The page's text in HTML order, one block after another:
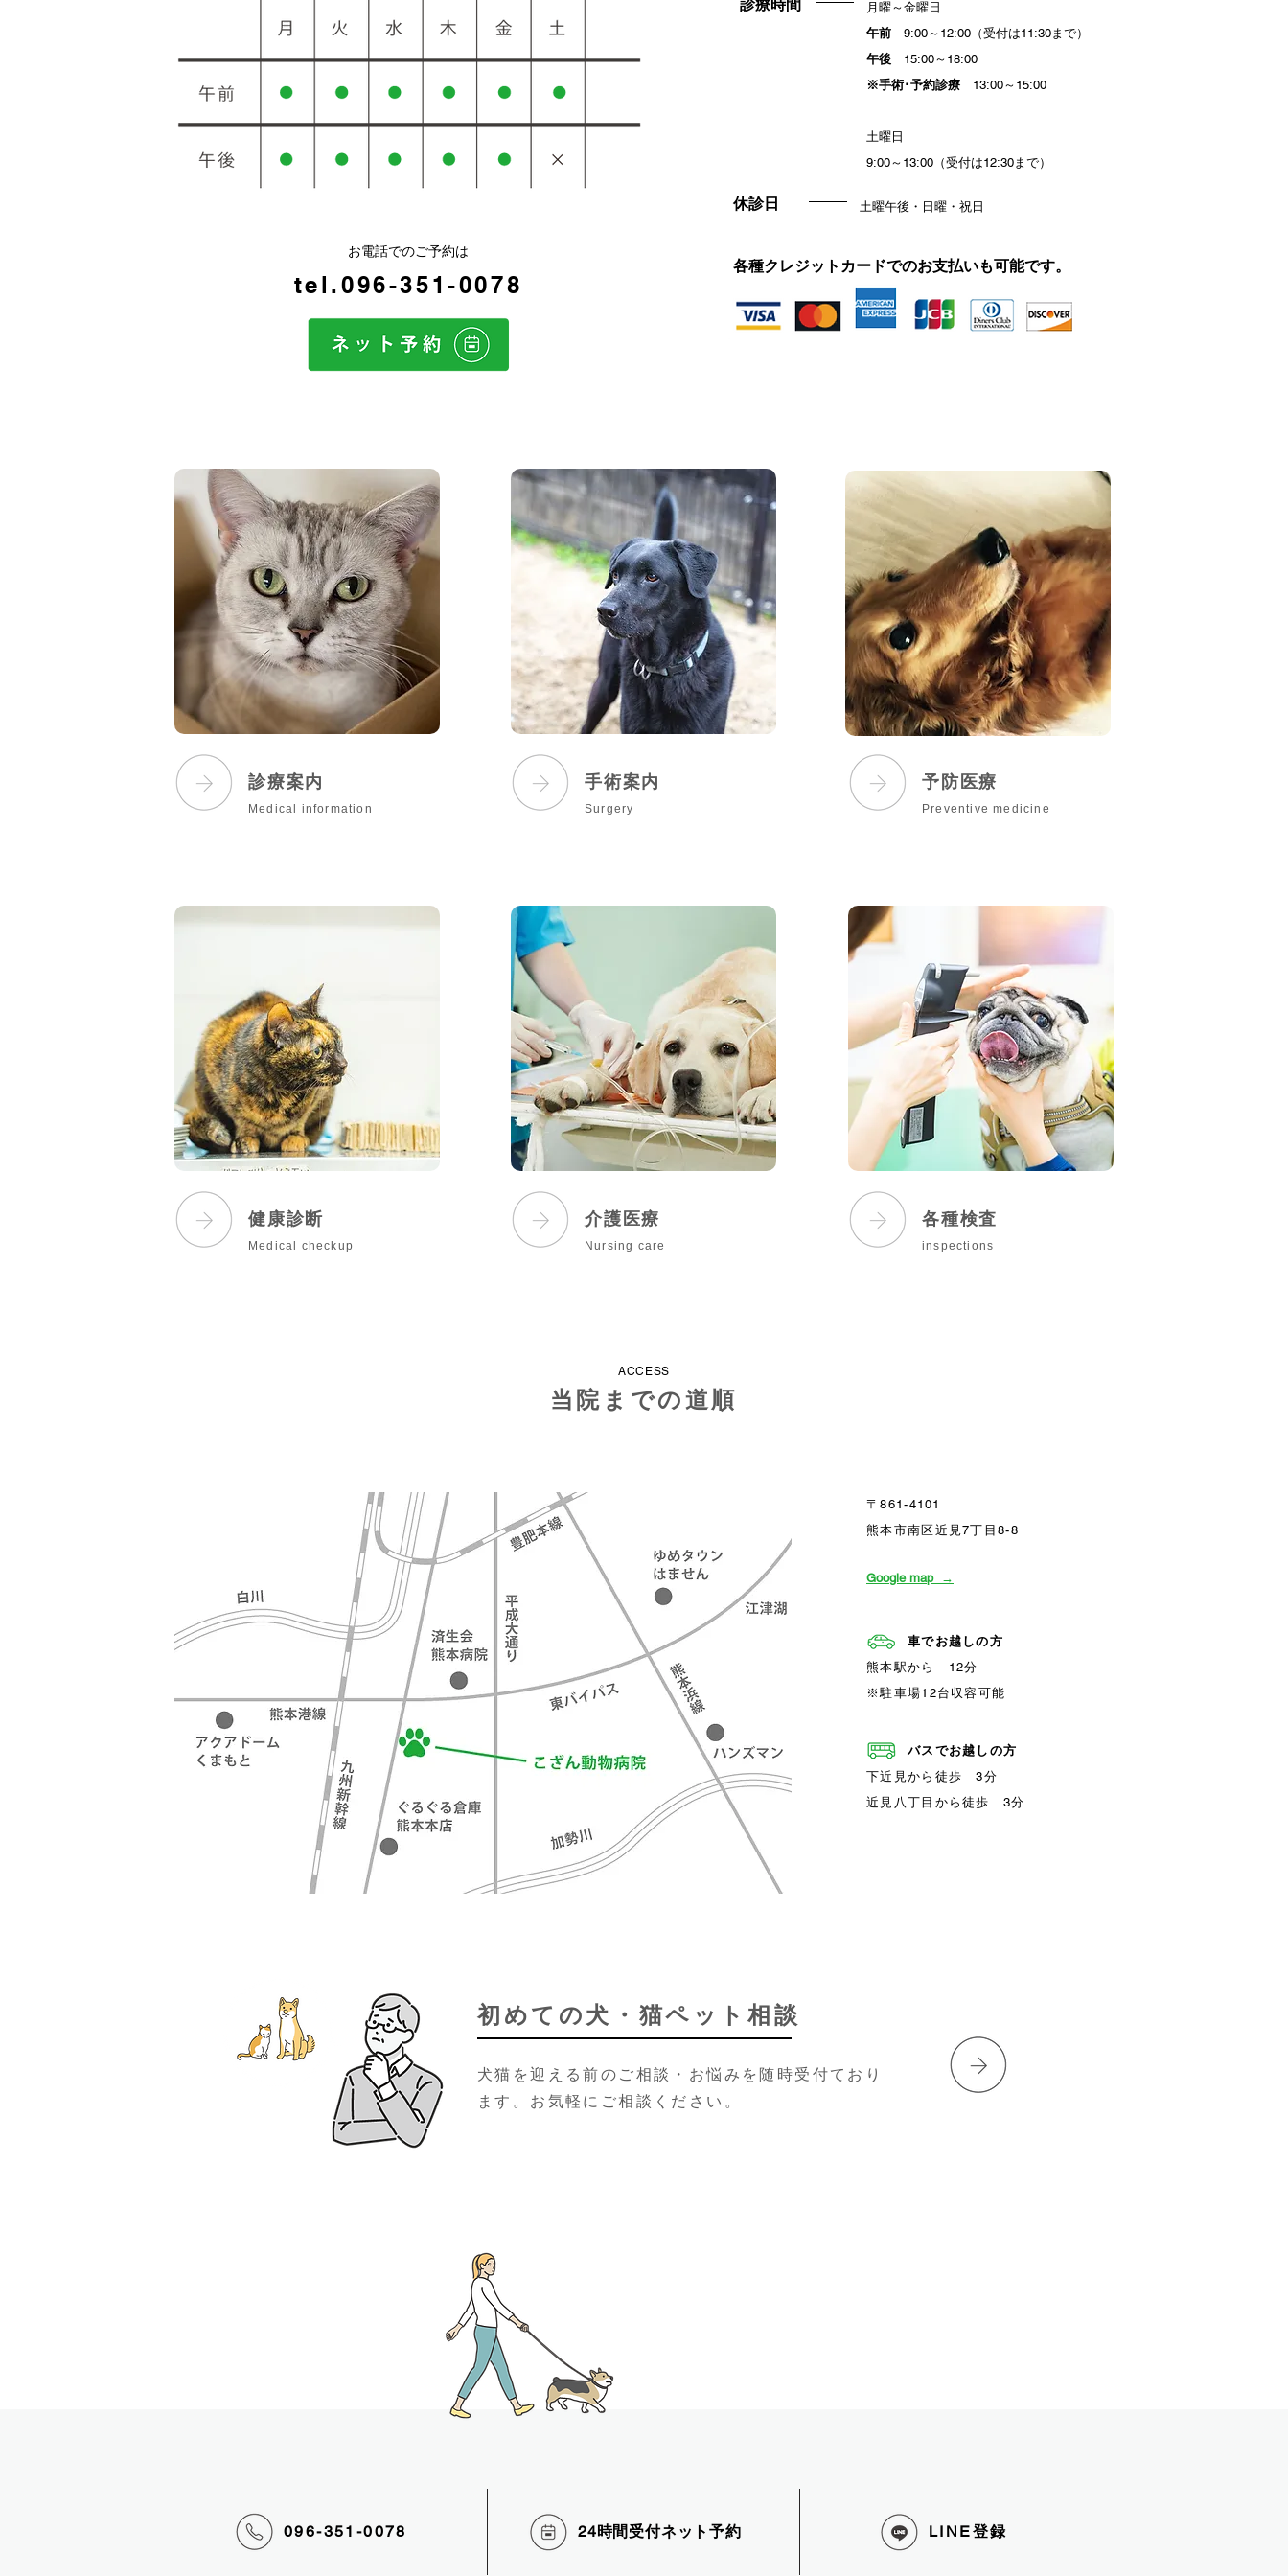
お電話でのご予約は
tel.096-351-0078
診療時間
月曜～金曜日
午前 9:00～12:00（受付は11:30まで）
午後 15:00～18:00
※手術･予約診療 13:00～15:00
土曜日
9:00～13:00（受付は12:30まで）
休診日 土曜午後・日曜・祝日
各種クレジットカードでのお支払いも可能です。
診療案内
Medical information
手術案内
Surgery
予防医療
Preventive medicine
健康診断
Medical checkup
介護医療
Nursing care
各種検査
inspections
ACCESS
当院までの道順
〒861-4101
熊本市南区近見7丁目8-8
Google map →
車でお越しの方
熊本駅から 12分
※駐車場12台収容可能
バスでお越しの方
下近見から徒歩 3分
近見八丁目から徒歩 3分
初めての犬・猫ペット相談
犬猫を迎える前のご相談・お悩みを随時受付ており
ます。お気軽にご相談ください。
096-351-0078 24時間受付ネット予約 LINE登録